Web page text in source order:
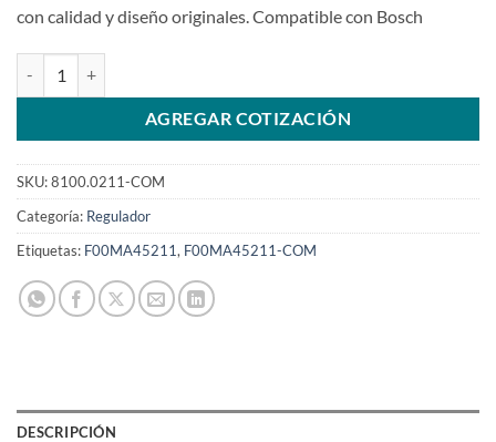
con calidad y diseño originales. Compatible con Bosch
AGREGAR COTIZACIÓN
SKU:8100.0211-COM
Categoría: Regulador
Etiquetas: F00MA45211, F00MA45211-COM
DESCRIPCIÓN